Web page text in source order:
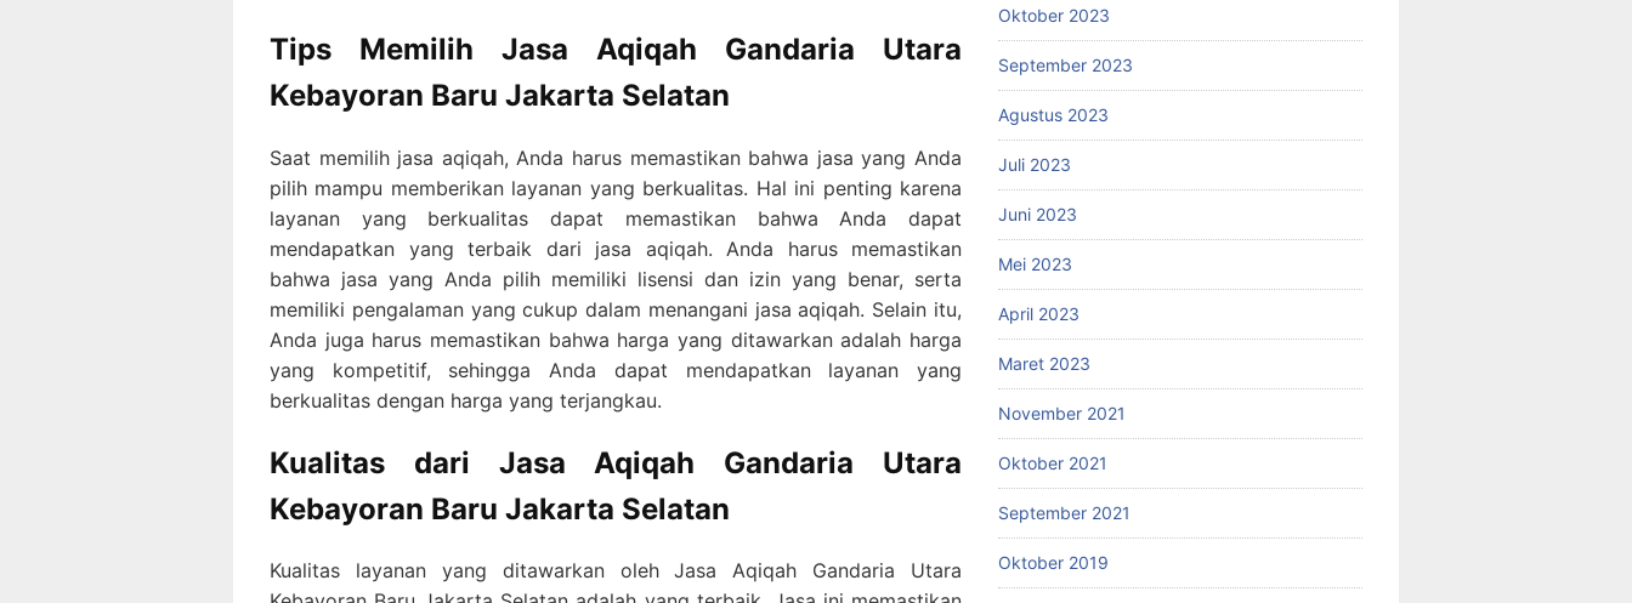
Tips Memilih Jasa Aqiqah Gandaria Utara
Kebayoran Baru Jakarta Selatan
Saat memilih jasa aqiqah, Anda harus memastikan bahwa jasa yang Anda
pilih mampu memberikan layanan yang berkualitas. Hal ini penting karena
layanan yang berkualitas dapat memastikan bahwa Anda dapat
mendapatkan yang terbaik dari jasa aqiqah. Anda harus memastikan
bahwa jasa yang Anda pilih memiliki lisensi dan izin yang benar, serta
memiliki pengalaman yang cukup dalam menangani jasa aqiqah. Selain itu,
Anda juga harus memastikan bahwa harga yang ditawarkan adalah harga
yang kompetitif, sehingga Anda dapat mendapatkan layanan yang
berkualitas dengan harga yang terjangkau.
Kualitas dari Jasa Aqiqah Gandaria Utara
Kebayoran Baru Jakarta Selatan
Kualitas layanan yang ditawarkan oleh Jasa Aqiqah Gandaria Utara
Oktober 2023
September 2023
Agustus 2023
Juli 2023
Juni 2023
Mei 2023
April 2023
Maret 2023
November 2021
Oktober 2021
September 2021
Oktober 2019